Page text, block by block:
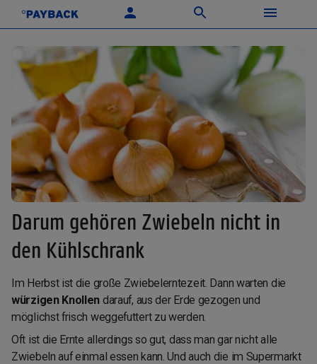
Darum gehören Zwiebeln nicht in
den Kühlschrank
Im Herbst ist die große Zwiebelerntezeit. Dann warten die
würzigen Knollen darauf, aus der Erde gezogen und
möglichst frisch weggefuttert zu werden.
Oft ist die Ernte allerdings so gut, dass man gar nicht alle
Zwiebeln auf einmal essen kann. Und auch die im Supermarkt